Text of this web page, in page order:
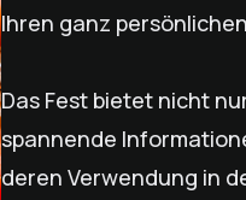
Ihren ganz
Das Fest bietet nicht
spannende
deren Verwendung in